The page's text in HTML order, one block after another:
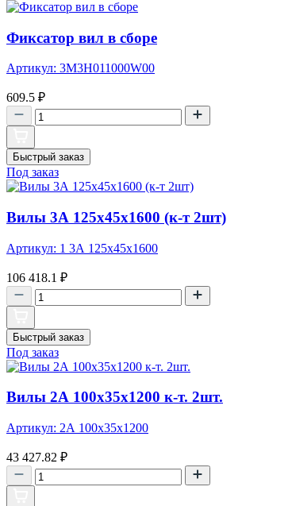
Фиксатор вил в сборе
Артикул: 3M3H011000W00
609.5 ₽
Быстрый заказ
Под заказ
Вилы 3А 125х45х1600 (к-т 2шт)
Артикул: 1 3А 125х45х1600
106 418.1 ₽
Быстрый заказ
Под заказ
Вилы 2А 100х35х1200 к-т. 2шт.
Артикул: 2А 100х35х1200
43 427.82 ₽